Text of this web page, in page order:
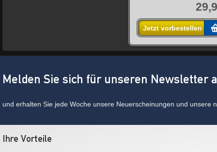
Jetzt vorbestellen
Melden Sie sich für unseren Newsletter
und erhalten Sie jede Woche unsere Neuerscheinungen und unsere
Ihre Vorteile